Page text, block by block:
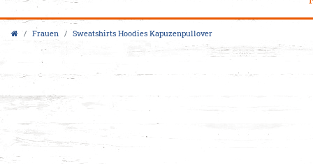
Frauen Sweatshirts Hoodies Kapuzenpullover